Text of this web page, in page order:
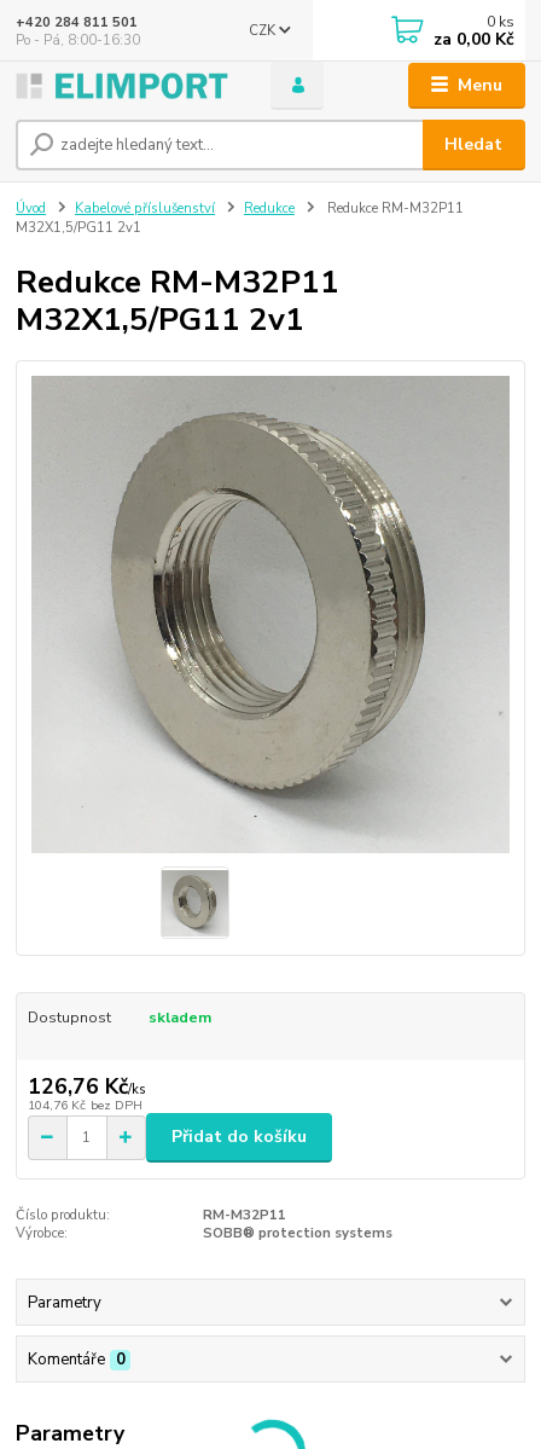
Menu
CZK
Hledat
+420 284 811 501
Po - Pá, 8:00-16:30
0 ks
za 0,00 Kč
Úvod Kabelové příslušenství Redukce
Redukce RM-M32P11
M32X1,5/PG11 2v1
Redukce RM-M32P11
M32X1,5/PG11 2v1
Dostupnost skladem
126,76 Kč/ks
104,76 Kč bez DPH
Přidat do košíku
Číslo produktu:
RM-M32P11
Výrobce:
SOBB® protection systems
Parametry
Komentáře 0
Parametry